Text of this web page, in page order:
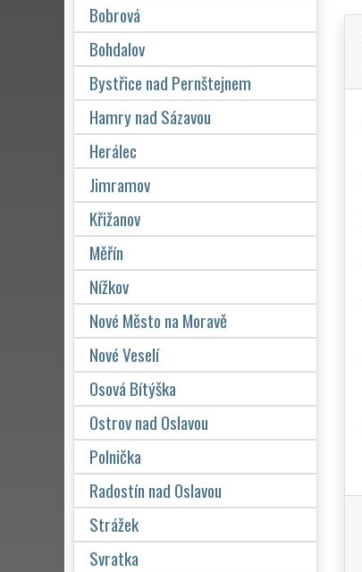
Bobrová
Bohdalov
Bystřice nad Pernštejnem
Hamry nad Sázavou
Herálec
Jimramov
Křižanov
Měřín
Nížkov
Nové Město na Moravě
Nové Veselí
Osová Bítýška
Ostrov nad Oslavou
Polnička
Radostín nad Oslavou
Strážek
Svratka